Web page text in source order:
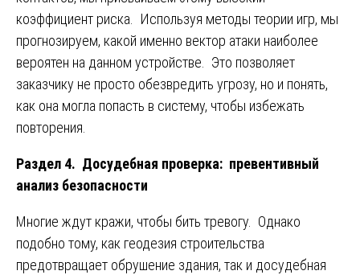
коэффициент риска. Используя методы теории игр, мы
прогнозируем, какой именно вектор атаки наиболее
вероятен на данном устройстве. Это позволяет
заказчику не просто обезвредить угрозу, но и понять,
как она могла попасть в систему, чтобы избежать
повторения.
Раздел 4. Досудебная проверка: превентивный
анализ безопасности
Многие ждут кражи, чтобы бить тревогу. Однако
подобно тому, как геодезия строительства
предотвращает обрушение здания, так и досудебная